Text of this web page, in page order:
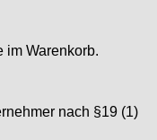
im Warenkorb.
nach §19 (1)